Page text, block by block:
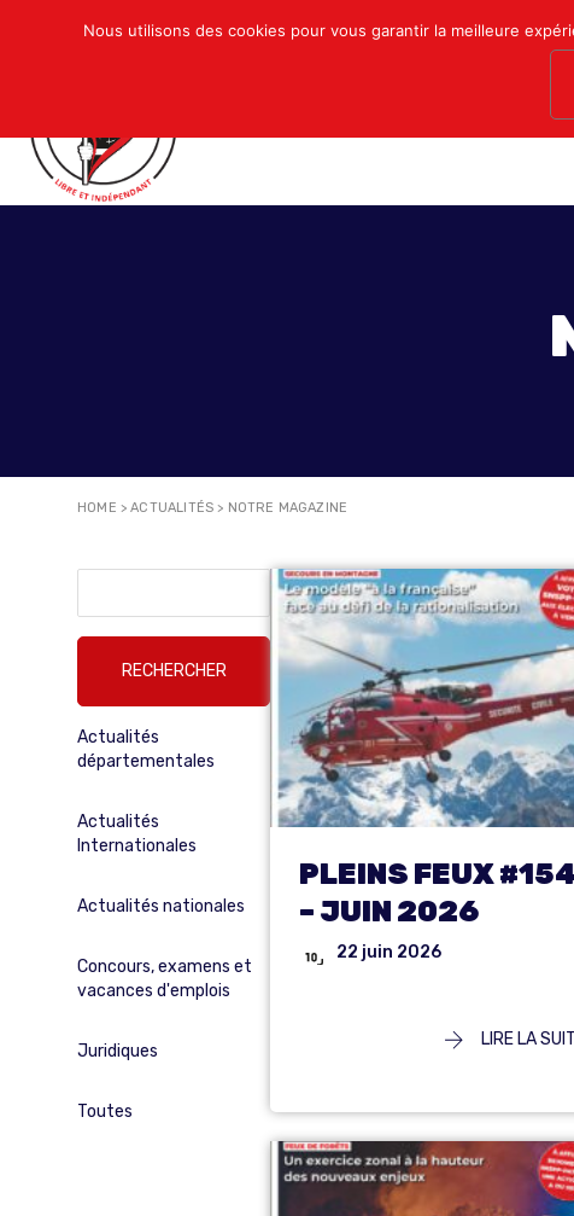
NOS
HOME >ACTUALITÉS > NOTRE MAGAZINE
Actualités
départementales
Actualités
Internationales
Actualités nationales
Concours, examens et
vacances d'emplois
Juridiques
Toutes
PLEINS FEUX #154
– JUIN 2026
22 juin 2026
LIRE LA
Nous utilisons des cookies pour vous garantir la meilleure